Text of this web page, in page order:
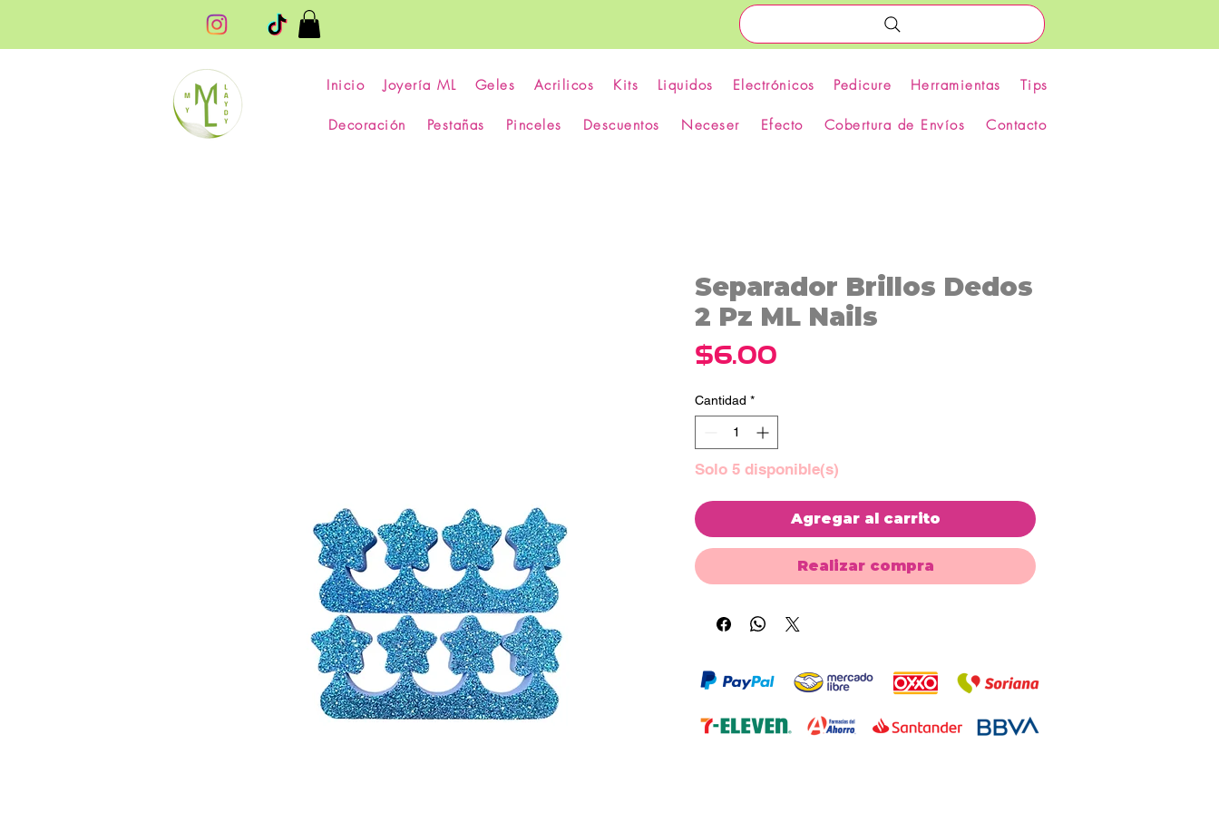
Inicio Joyería ML Geles Acrilicos Kits Liquidos Electrónicos Pedicure Herramientas Tips
Decoración Pestañas Pinceles Descuentos Neceser Efecto Cobertura de Envíos Contacto
Separador Brillos Dedos
2 Pz ML Nails
$6.00
Cantidad *
Solo 5 disponible(s)
Agregar al carrito
Realizar compra